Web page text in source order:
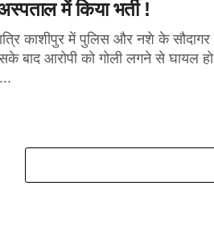
में किया भर्ती !
काशीपुर में पुलिस और नशे के
बाद आरोपी को गोली लगने से घायल हो